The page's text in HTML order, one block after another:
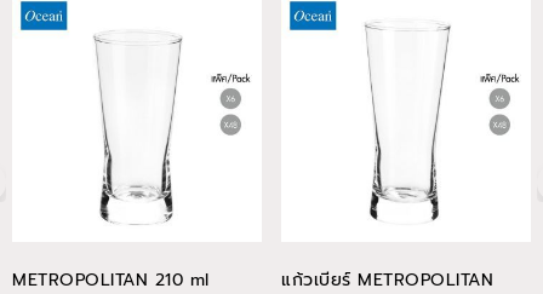
METROPOLITAN 210 ml
แก้วเบียร์ METROPOLITAN